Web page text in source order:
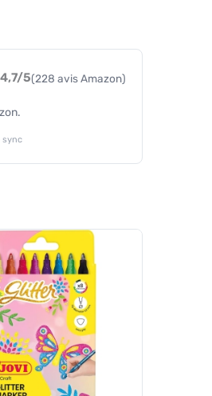
4,7/5(228 avis Amazon)
sync